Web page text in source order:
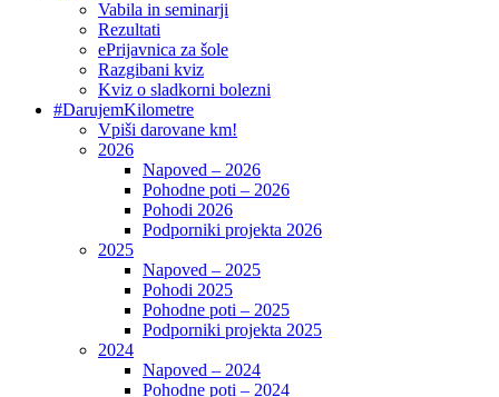
Vabila in seminarji
Rezultati
ePrijavnica za šole
Razgibani kviz
Kviz o sladkorni bolezni
#DarujemKilometre
Vpiši darovane km!
2026
Napoved – 2026
Pohodne poti – 2026
Pohodi 2026
Podporniki projekta 2026
2025
Napoved – 2025
Pohodi 2025
Pohodne poti – 2025
Podporniki projekta 2025
2024
Napoved – 2024
Pohodne poti – 2024